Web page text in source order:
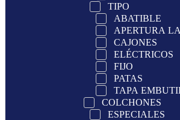
TIPO
ABATIBLE
APERTURA
CAJONES
ELÉCTRICOS
FIJO
PATAS
TAPA
COLCHONES
ESPECIALES